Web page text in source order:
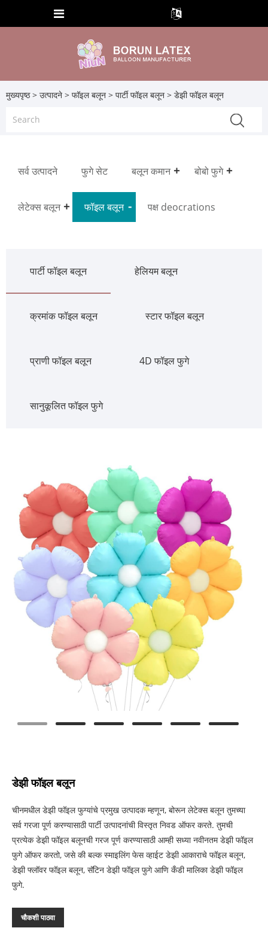
मुख्यपृष्ठ > उत्पादने > फॉइल बलून > पार्टी फॉइल बलून > डेझी फॉइल बलून
सर्व उत्पादने फुगे सेट बलून कमान बोबो फुगे
लेटेक्स बलून फॉइल बलून पक्ष deocrations
पार्टी फॉइल बलून हेलियम बलून
क्रमांक फॉइल बलून स्टार फॉइल बलून
प्राणी फॉइल बलून 4D फॉइल फुगे
सानुकूलित फॉइल फुगे
डेझी फॉइल बलून
चीनमधील डेझी फॉइल फुग्यांचे प्रमुख उत्पादक म्हणून, बोरून लेटेक्स बलून तुमच्या
सर्व गरजा पूर्ण करण्यासाठी पार्टी उत्पादनांची विस्तृत निवड ऑफर करते. तुमची
प्रत्येक डेझी फॉइल बलूनची गरज पूर्ण करण्यासाठी आम्ही सध्या नवीनतम डेझी फॉइल
फुगे ऑफर करतो, जसे की बल्क स्माइलिंग फेस व्हाईट डेझी आकाराचे फॉइल बलून,
डेझी फ्लॉवर फॉइल बलून, सॅटिन डेझी फॉइल फुगे आणि कँडी मालिका डेझी फॉइल
फुगे.
चौकशी पाठवा